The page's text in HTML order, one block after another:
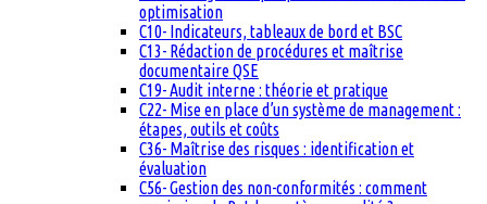
optimisation
C10- Indicateurs, tableaux de bord et BSC
C13- Rédaction de procédures et maîtrise
documentaire QSE
C19- Audit interne : théorie et pratique
C22- Mise en place d’un système de management :
étapes, outils et coûts
C36- Maîtrise des risques : identification et
évaluation
C56- Gestion des non-conformités : comment